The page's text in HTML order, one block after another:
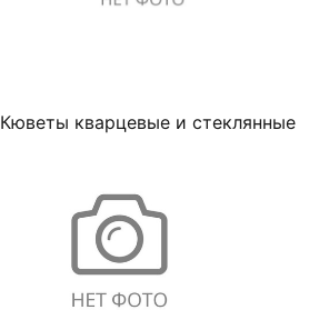
Кюветы кварцевые и стеклянные